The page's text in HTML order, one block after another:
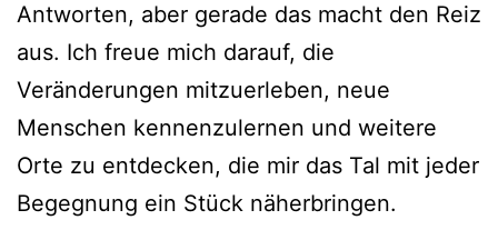
Antworten, aber gerade das macht den Reiz
aus. Ich freue mich darauf, die
Veränderungen mitzuerleben, neue
Menschen kennenzulernen und weitere
Orte zu entdecken, die mir das Tal mit jeder
Begegnung ein Stück näherbringen.